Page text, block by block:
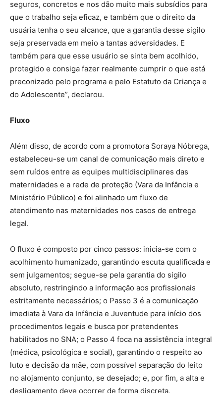
seguros, concretos e nos dão muito mais subsídios para
que o trabalho seja eficaz, e também que o direito da
usuária tenha o seu alcance, que a garantia desse sigilo
seja preservada em meio a tantas adversidades. E
também para que esse usuário se sinta bem acolhido,
protegido e consiga fazer realmente cumprir o que está
preconizado pelo programa e pelo Estatuto da Criança e
do Adolescente”, declarou.
Fluxo
Além disso, de acordo com a promotora Soraya Nóbrega,
estabeleceu-se um canal de comunicação mais direto e
sem ruídos entre as equipes multidisciplinares das
maternidades e a rede de proteção (Vara da Infância e
Ministério Público) e foi alinhado um fluxo de
atendimento nas maternidades nos casos de entrega
legal.
O fluxo é composto por cinco passos: inicia-se com o
acolhimento humanizado, garantindo escuta qualificada e
sem julgamentos; segue-se pela garantia do sigilo
absoluto, restringindo a informação aos profissionais
estritamente necessários; o Passo 3 é a comunicação
imediata à Vara da Infância e Juventude para início dos
procedimentos legais e busca por pretendentes
habilitados no SNA; o Passo 4 foca na assistência integral
(médica, psicológica e social), garantindo o respeito ao
luto e decisão da mãe, com possível separação do leito
no alojamento conjunto, se desejado; e, por fim, a alta e
desligamento deve ocorrer de forma discreta,